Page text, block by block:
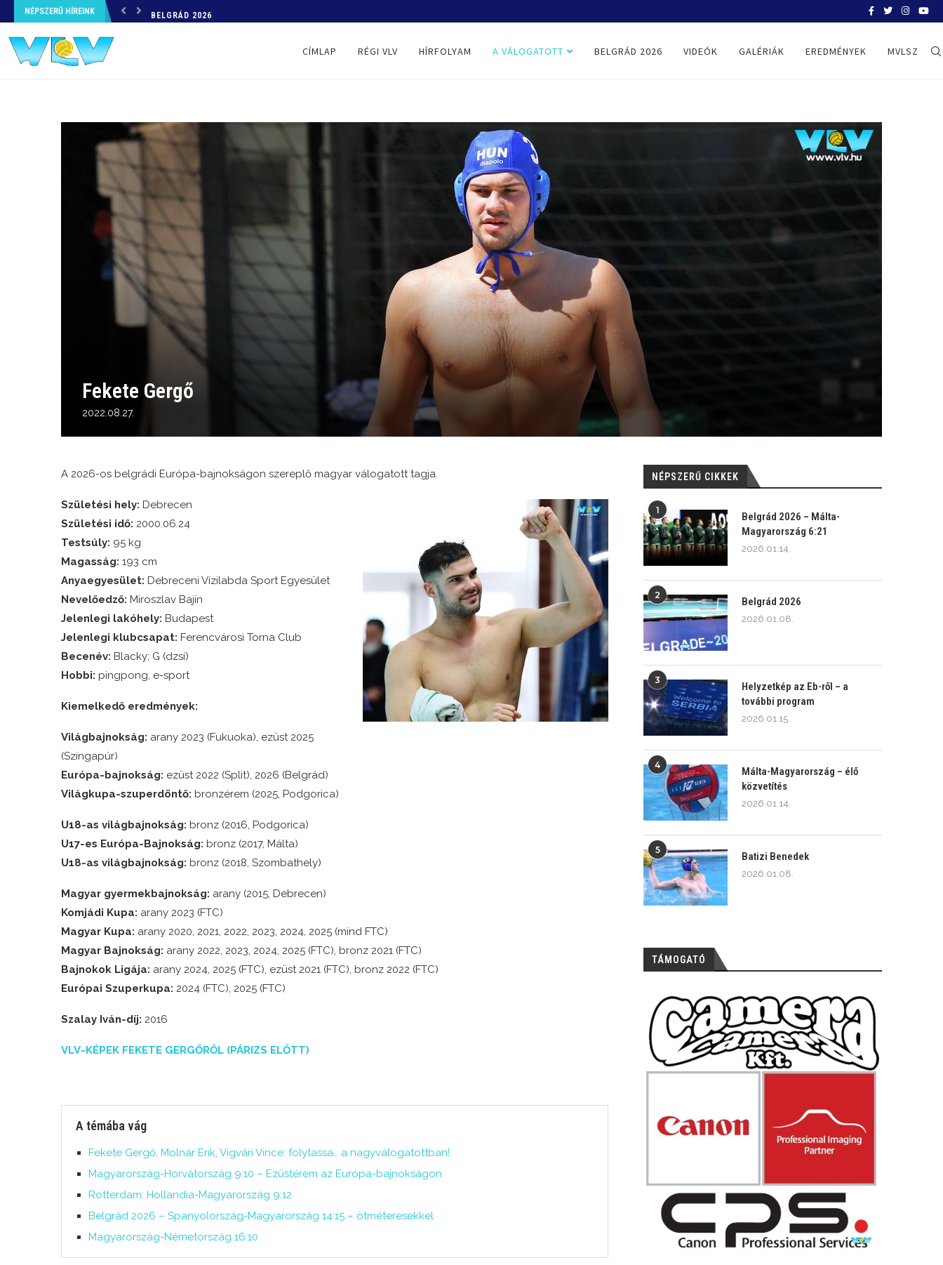
NÉPSZERŰ HÍREINK BELGRÁD 2026 HELYZETKÉP AZ EB-RŐL – A TOVÁBBI
CÍMLAP RÉGI VLV HÍRFOLYAM A VÁLOGATOTT BELGRÁD 2026 VIDEÓK GALÉRIÁK EREDMÉNYEK MVLSZ
Fekete Gergő
2022.08.27.
A 2026-os belgrádi Európa-bajnokságon szereplő magyar válogatott tagja.
Születési hely: Debrecen
Születési idő: 2000.06.24
Testsúly: 95 kg
Magasság: 193 cm
Anyaegyesület: Debreceni Vízilabda Sport Egyesület
Nevelőedző: Miroszlav Bajin
Jelenlegi lakóhely: Budapest
Jelenlegi klubcsapat: Ferencvárosi Torna Club
Becenév: Blacky; G (dzsí)
Hobbi: pingpong, e-sport
Kiemelkedő eredmények:
Világbajnokság: arany 2023 (Fukuoka), ezüst 2025
(Szingapúr)
Európa-bajnokság: ezüst 2022 (Split), 2026 (Belgrád)
Világkupa-szuperdöntő: bronzérem (2025, Podgorica)
U18-as világbajnokság: bronz (2016, Podgorica)
U17-es Európa-Bajnokság: bronz (2017, Málta)
U18-as világbajnokság: bronz (2018, Szombathely)
Magyar gyermekbajnokság: arany (2015, Debrecen)
Komjádi Kupa: arany 2023 (FTC)
Magyar Kupa: arany 2020, 2021, 2022, 2023, 2024, 2025 (mind FTC)
Magyar Bajnokság: arany 2022, 2023, 2024, 2025 (FTC), bronz 2021 (FTC)
Bajnokok Ligája: arany 2024, 2025 (FTC), ezüst 2021 (FTC), bronz 2022 (FTC)
Európai Szuperkupa: 2024 (FTC), 2025 (FTC)
Szalay Iván-díj: 2016
VLV-KÉPEK FEKETE GERGŐRŐL (PÁRIZS ELŐTT)
A témába vág
Fekete Gergő, Molnár Erik, Vigvári Vince: folytassa… a nagyválogatottban!
Magyarország-Horvátország 9:10 – Ezüstérem az Európa-bajnokságon
Rotterdam: Hollandia-Magyarország 9:12
Belgrád 2026 – Spanyolország-Magyarország 14:15 – ötméteresekkel
Magyarország-Németország 16:10
NÉPSZERŰ CIKKEK
1
Belgrád 2026 – Málta-
Magyarország 6:21
2026.01.14.
2
Belgrád 2026
2026.01.08.
3
Helyzetkép az Eb-ről – a
további program
2026.01.15.
4
Málta-Magyarország – élő
közvetítés
2026.01.14.
5
Batizi Benedek
2026.01.08.
TÁMOGATÓ